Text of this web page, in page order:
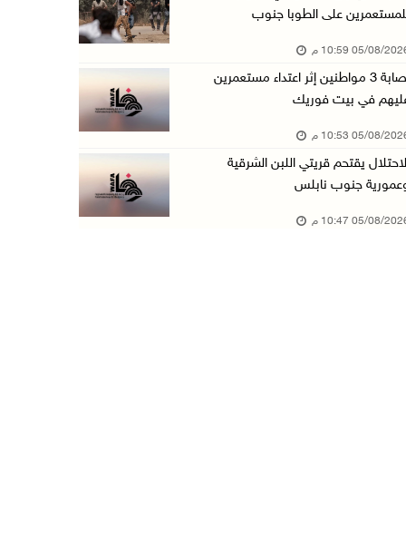
عبد السلام السيد يفوز بترشيح الديمقراطيين لمج ...
الهلال الأحمر: 8 إصابات إثر اعتداء الاحتلال ...
مخطط استعماري جديد في "جيلو" يهدد بعزل القدس ...
الاحتلال ينصب حاجزًا عسكريًا على مدخل بلدة دي ...
على الطوبا جنوب
08/2026 10:59 م
إصابة 3 مواطنين إثر اعتداء مستعمرين
في بيت فوريك
08/2026 10:53 م
يقتحم قريتي اللبن الشرقية
جنوب نابلس
08/2026 10:47 م